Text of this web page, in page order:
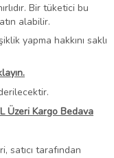
Bir tüketici bu
alabilir.
yapma hakkını saklı
Üzeri Kargo Bedava
satıcı tarafından